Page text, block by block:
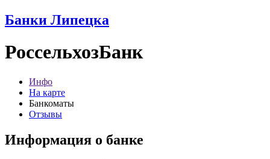
Банки Липецка
РоссельхозБанк
Инфо
На карте
Банкоматы
Отзывы
Информация о банке